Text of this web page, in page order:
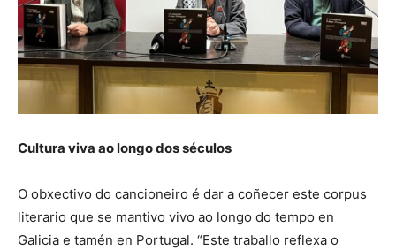
Cultura viva ao longo dos séculos
O obxectivo do cancioneiro é dar a coñecer este corpus
literario que se mantivo vivo ao longo do tempo en
Galicia e tamén en Portugal. “Este traballo reflexa o